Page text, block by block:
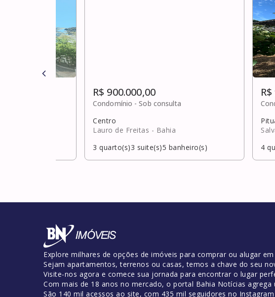
R$ 900.000,00
Condomínio -Sob consulta
Centro
Lauro de Freitas - Bahia
3 quarto(s)3 suite(s)5 banheiro(s)
4
Explore milhares de opções de imóveis para comprar ou alugar
Sejam apartamentos, terrenos ou casas, temos a chave do seu
Visite-nos agora e comece sua jornada para encontrar o lugar
Com mais de 18 anos no mercado, o portal Bahia Notícias
São 140 mil acessos ao site, com 435 mil seguidores no